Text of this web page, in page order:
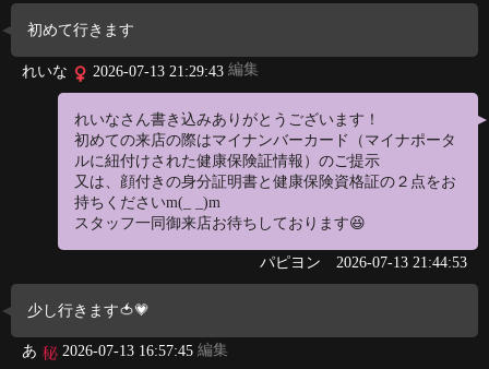
初めて行きます
れいな 2026-07-13 21:29:43 編集
れいなさん書き込みありがとうございます！
初めての来店の際はマイナンバーカード（マイナポータ
ルに紐付けされた健康保険証情報）のご提示
又は、顔付きの身分証明書と健康保険資格証の２点をお
持ちくださいm(_ _)m
スタッフ一同御来店お待ちしております😆
パピヨン 2026-07-13 21:44:53
少し行きます🍅💗
あ 2026-07-13 16:57:45 編集